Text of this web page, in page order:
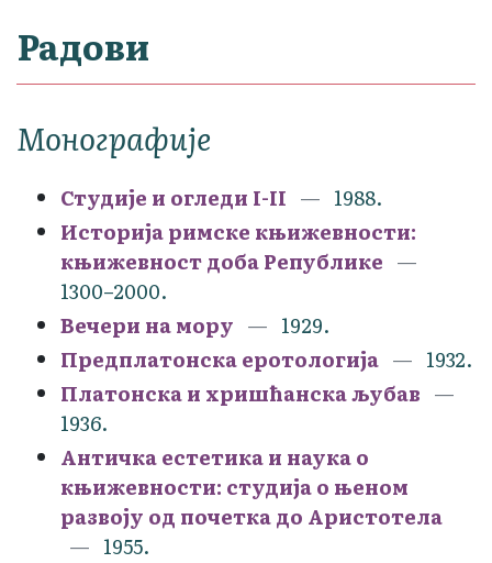
Радови
Монографије
Студије и огледи I-II
1988.
Историја римске књижевности:
књижевност доба Републике
1300–2000.
Вечери на мору
1929.
Предплатонска еротологија
1932.
Платонска и хришћанска љубав
1936.
Античка естетика и наука о
књижевности: студија о њеном
развоју од почетка до Аристотела
1955.